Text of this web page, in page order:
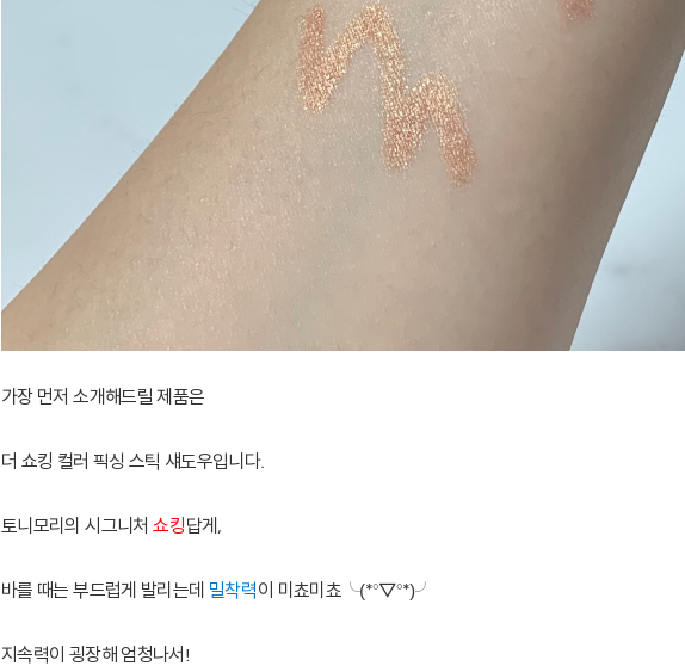
가장 먼저 소개해드릴 제품은
더 쇼킹 컬러 픽싱 스틱 섀도우입니다.
토니모리의 시그니처 쇼킹 답게,
바를 때는 부드럽게 발리는데 밀착력 이 미쵸미쵸╰(*°▽°*)╯
지속력이 굉장해 엄청나서!